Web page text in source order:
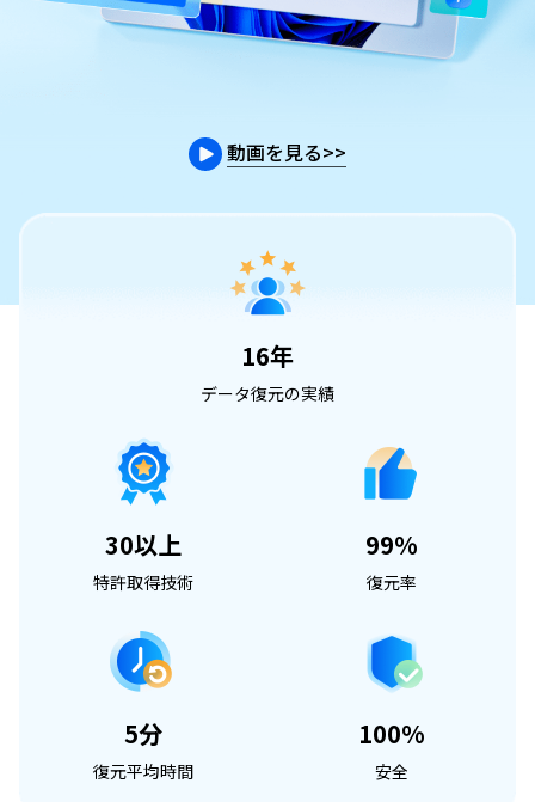
動画を見る>>
16年
データ復元の実績
30以上
特許取得技術
99%
復元率
5分
復元平均時間
100%
安全